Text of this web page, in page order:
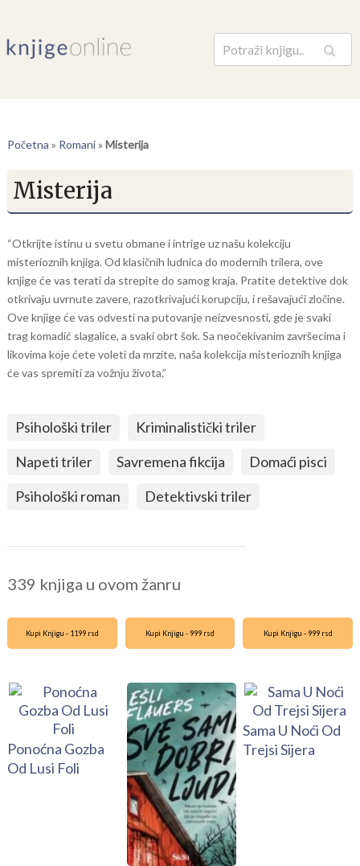
Pretraga
Početna » Romani» Misterija
Misterija
“Otkrijte istinu u svetu obmane i intrige uz našu kolekciju
misterioznih knjiga. Od klasičnih ludnica do modernih trilera, ove
knjige će vas terati da strepite do samog kraja. Pratite detektive dok
otkrivaju uvrnute zavere, razotkrivajući korupciju, i rešavajući zločine.
Ove knjige će vas odvesti na putovanje neizvesnosti, gde je svaki
trag komadić slagalice, a svaki obrt šok. Sa neočekivanim završecima i
likovima koje ćete voleti da mrzite, naša kolekcija misterioznih knjiga
će vas spremiti za vožnju života.”
Psihološki triler
Kriminalistički triler
Napeti triler
Savremena fikcija
Domaći pisci
Psihološki roman
Detektivski triler
339 knjiga u ovom žanru
Kupi Knjigu - 1199 rsd
Ponoćna Gozba
Od Lusi Foli
Kupi Knjigu - 999 rsd Kupi Knjigu - 999 rsd
Sama U Noći Od
Trejsi Sijera